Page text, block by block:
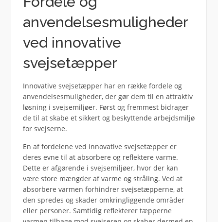
anvendelsesmuligheder
ved innovative
svejsetæpper
Innovative svejsetæpper har en række fordele og
anvendelsesmuligheder, der gør dem til en attraktiv
løsning i svejsemiljøer. Først og fremmest bidrager
de til at skabe et sikkert og beskyttende arbejdsmiljø
for svejserne.
En af fordelene ved innovative svejsetæpper er
deres evne til at absorbere og reflektere varme.
Dette er afgørende i svejsemiljøer, hvor der kan
være store mængder af varme og stråling. Ved at
absorbere varmen forhindrer svejsetæpperne, at
den spredes og skader omkringliggende områder
eller personer. Samtidig reflekterer tæpperne